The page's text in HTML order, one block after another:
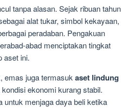
tanpa alasan. Sejak ribuan tahun
alat tukar, simbol kekayaan,
peradaban. Pengakuan
abad menciptakan tingkat
aset ini.
emas juga termasuk aset lindung
ekonomi kurang stabil.
untuk menjaga daya beli ketika